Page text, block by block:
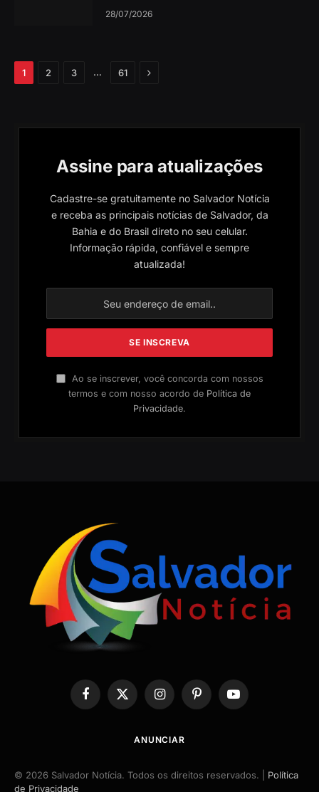
28/07/2026
1 2 3 … 61 Próximo
Assine para atualizações
Cadastre-se gratuitamente no Salvador Notícia
e receba as principais notícias de Salvador, da
Bahia e do Brasil direto no seu celular.
Informação rápida, confiável e sempre
atualizada!
Ao se inscrever, você concorda com nossos
termos e com nosso acordo de Política de
Privacidade.
Facebook
X
(Twitter)
InstagramPinterestYouTube
ANUNCIAR
© 2026 Salvador Notícia. Todos os direitos reservados. | Política
de Privacidade